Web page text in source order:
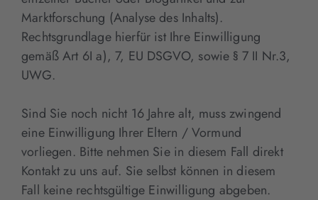
Marktforschung (Analyse des Inhalts).
Rechtsgrundlage hierfür ist Ihre Einwilligung
gemäß Art 6I a), 7, EU DSGVO, sowie § 7 II Nr.3,
UWG.
Sind Sie noch nicht 16 Jahre alt, muss zwingend
eine Einwilligung Ihrer Eltern / Vormund
vorliegen. Bitte nehmen Sie in diesem Fall direkt
Kontakt zu uns auf. Sie selbst können in diesem
Fall keine rechtsgültige Einwilligung abgeben.